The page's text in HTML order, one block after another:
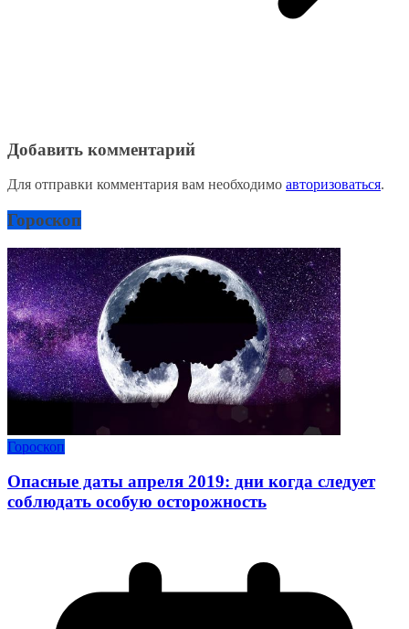
Добавить комментарий
Для отправки комментария вам необходимо авторизоваться.
Гороскоп
Гороскоп
Опасные даты апреля 2019: дни когда следует
соблюдать особую осторожность